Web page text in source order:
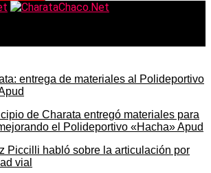
de Charata entregó materiales para
el Polideportivo «Hacha» Apud